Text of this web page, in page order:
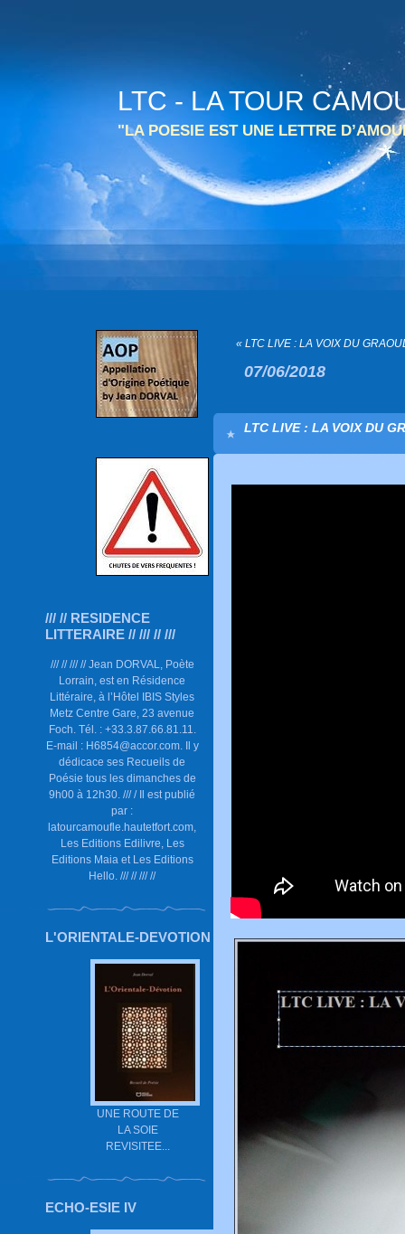
LTC - LA TOUR
"LA POESIE EST UNE LETTRE
/// // RESIDENCE
LITTERAIRE // /// // ///
/// // /// // Jean DORVAL, Poète
Lorrain, est en Résidence
Littéraire, à l’Hôtel IBIS Styles
Metz Centre Gare, 23 avenue
Foch. Tél. : +33.3.87.66.81.11.
E-mail : H6854@accor.com. Il y
dédicace ses Recueils de
Poésie tous les dimanches de
9h00 à 12h30. /// / Il est publié
par :
latourcamoufle.hautetfort.com,
Les Editions Edilivre, Les
Editions Maia et Les Editions
Hello. /// // /// //
L'ORIENTALE-DEVOTION
UNE ROUTE DE
LA SOIE
REVISITEE...
ECHO-ESIE IV
« LTC LIVE : LA VOIX DU
07/06/2018
LTC LIVE : LA VOIX DU